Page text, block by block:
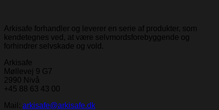
Arkisafe forhandler og leverer en serie af produkter, som
kendetegnes ved, at være selvmordsforebyggende og
forhindrer selvskade og vold.
Arkisafe
Møllevej 9 G7
2990 Nivå
+45 88 63 43 00
Mail: arkisafe@arkisafe.dk